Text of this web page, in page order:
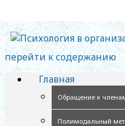
перейти к содержанию
Главная
Обращение к
Полимодальный